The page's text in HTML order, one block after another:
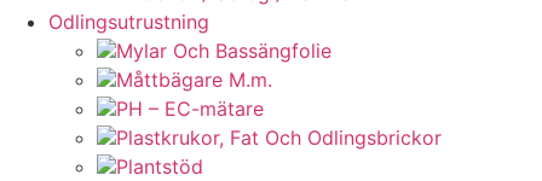
Odlingsutrustning
Mylar Och Bassängfolie
Måttbägare M.m.
PH – EC-mätare
Plastkrukor, Fat Och Odlingsbrickor
Plantstöd